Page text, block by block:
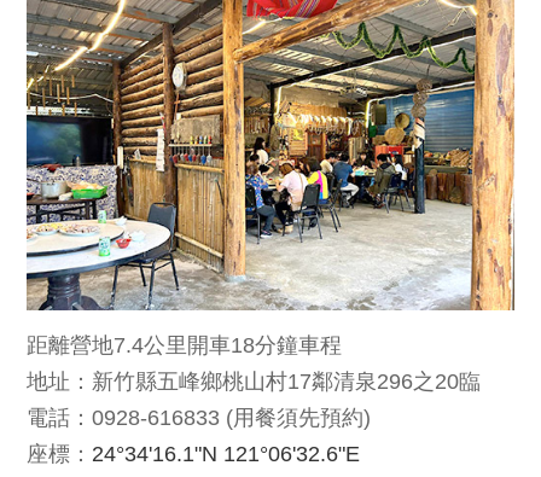
距離營地7.4公里開車18分鐘車程
地址：新竹縣五峰鄉桃山村17鄰清泉296之20臨
電話：0928-616833 (用餐須先預約)
座標： 24°34'16.1"N 121°06'32.6"E